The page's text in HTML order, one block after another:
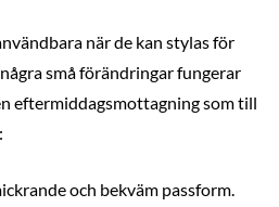
när de kan stylas för
små förändringar fungerar
eftermiddagsmottagning som till
och bekväm passform.